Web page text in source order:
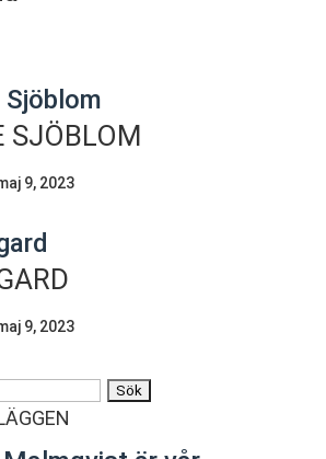
SJÖBLOM
9, 2023
9, 2023